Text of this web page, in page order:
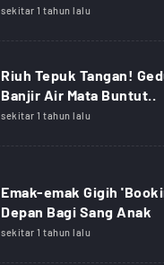
sekitar 1 tahun lalu
Riuh Tepuk Tangan!
Banjir Air Mata Buntut..
sekitar 1 tahun lalu
Emak-emak Gigih
Depan Bagi Sang Anak
sekitar 1 tahun lalu